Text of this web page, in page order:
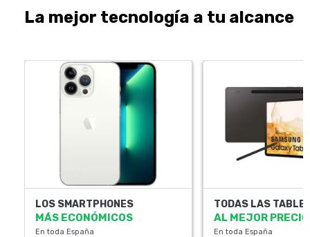
La mejor tecnología a tu alcance
LOS SMARTPHONES
MÁS ECONÓMICOS
En toda España
TODAS LAS
AL MEJOR PRECIO
En toda España